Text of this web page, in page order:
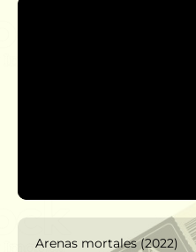
Arenas mortales (2022)